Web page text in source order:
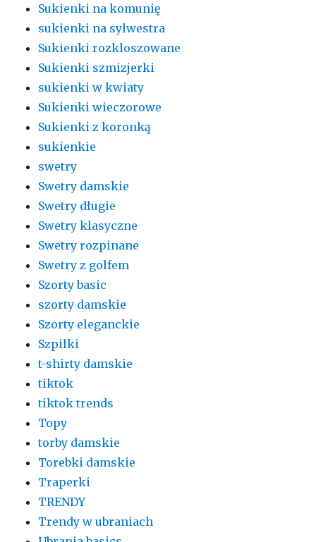
Sukienki na komunię
sukienki na sylwestra
Sukienki rozkloszowane
Sukienki szmizjerki
sukienki w kwiaty
Sukienki wieczorowe
Sukienki z koronką
sukienkie
swetry
Swetry damskie
Swetry długie
Swetry klasyczne
Swetry rozpinane
Swetry z golfem
Szorty basic
szorty damskie
Szorty eleganckie
Szpilki
t-shirty damskie
tiktok
tiktok trends
Topy
torby damskie
Torebki damskie
Traperki
TRENDY
Trendy w ubraniach